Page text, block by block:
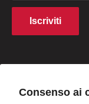
Consenso ai
Diritti di proprietà
Politica sui cookie
Programma di
Sconto per studenti
Iscriviti